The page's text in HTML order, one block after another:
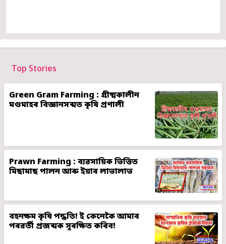
Top Stories
Green Gram Farming : গ্ৰীষ্মকালীন
মগুমাহৰ বিজ্ঞানসন্মত কৃষি প্ৰণালী
Prawn Farming : ব্যৱসায়িক ভিত্তিত
মিছামাছ পালন আৰু ইয়াৰ লাভালাভ
বহনক্ষম কৃষি পদ্ধতি! ই কেনেকৈ আমাৰ
পৰৱৰ্তী প্ৰজন্মক সুৰক্ষিত কৰিব!